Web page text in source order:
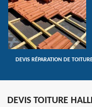
DEVIS RÉPARATION DE
DEVIS TOITURE